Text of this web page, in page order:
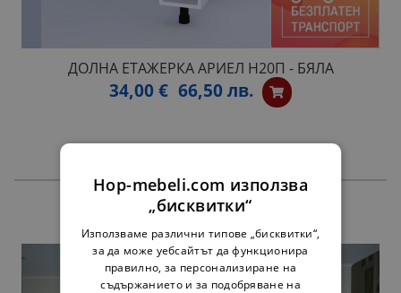
ДОЛНА ЕТАЖЕРКА АРИЕЛ Н20П - БЯЛА
34,00 € 66,50 лв.
ПРОДУКТИ
Hop-mebeli.com използва
„бисквитки“
Използваме различни типове „бисквитки“,
за да може уебсайтът да функционира
правилно, за персонализиране на
съдържанието и за подобряване на